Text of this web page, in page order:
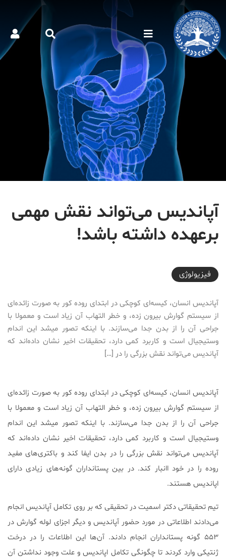
آپاندیس می‌تواند نقش مهمی
برعهده داشته باشد!
2017-01-14T18:55:53+03:30
فیزیولوژی
آپاندیس انسان، کیسه‌ای کوچکی در ابتدای روده کور به صورت زائده‌ای
از سیستم گوارش بیرون زده، و خطر التهاب آن زیاد است و معمولا با
جراحی آن را از بدن جدا می‌سازند. با اینکه تصور میشد این اندام
وستیجیال است و کاربرد کمی دارد، تحقیقات اخیر نشان داده‌اند که
آپاندیس می‌تواند نقش بزرگی را در […]
آپاندیس انسان، کیسه‌ای کوچکی در ابتدای روده کور به صورت زائده‌ای
از سیستم گوارش بیرون زده، و خطر التهاب آن زیاد است و معمولا با
جراحی آن را از بدن جدا می‌سازند. با اینکه تصور میشد این اندام
وستیجیال است و کاربرد کمی دارد، تحقیقات اخیر نشان داده‌اند که
آپاندیس می‌تواند نقش بزرگی را در بدن ایفا کند و باکتری‌های مفید
روده را در خود اانبار کند. در بین پستانداران گونه‌های زیادی دارای
اپاندیس هستند.
تیم تحقیقاتی دکتر اسمیت در تحقیقی که بر روی تکامل آپاندیس انجام
می‌دادند اطلاعاتی در مورد حضور آپاندیس و دیگر اجزای لوله گوارش در
۵۵۳ گونه پستانداران انجام دادند. آن‌ها این اطلاعات را در درخت
ژنتیکی وارد کردند تا چگونگی تکامل اپاندیس و علت وجود نداشتن آن